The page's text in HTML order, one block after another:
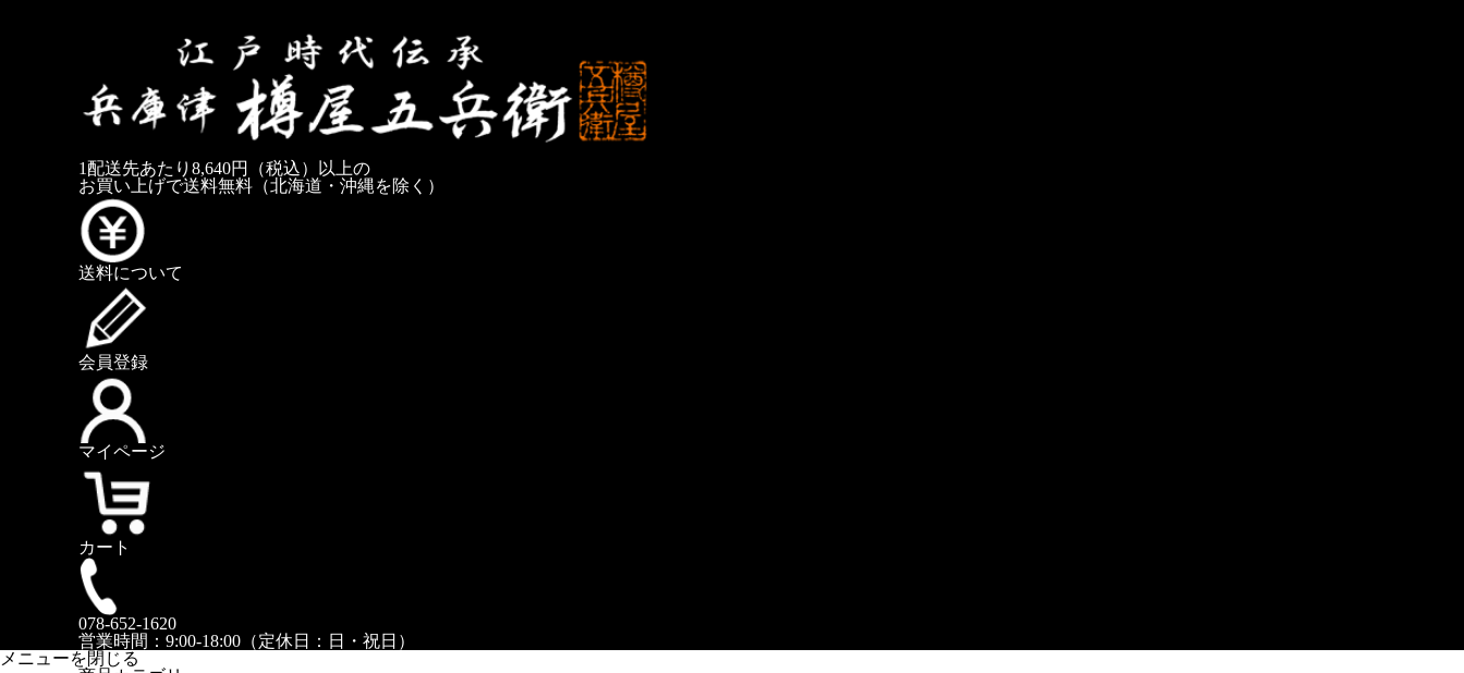
1配送先あたり8,640円（税込）以上の
お買い上げで送料無料 （北海道・沖縄を除く）
送料について
会員登録
マイページ
カート
078-652-1620
営業時間：9:00-18:00（定休日：日・祝日）
メニューを閉じる